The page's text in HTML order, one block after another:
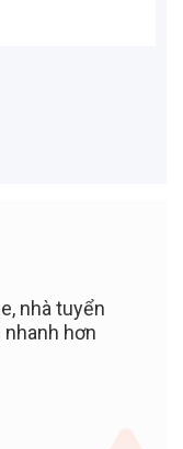
nhà tuyển
hơn